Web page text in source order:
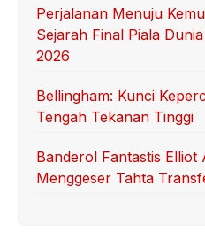
Perjalanan Menuju
Sejarah Final Piala
2026
Bellingham: Kunci
Tengah Tekanan Tinggi
Banderol Fantastis Elliot
Menggeser Tahta